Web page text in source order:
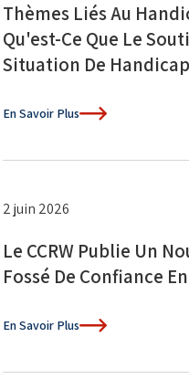
Thèmes Liés Au
Qu'est-Ce Que Le
Situation De
En Savoir Plus
2 juin 2026
Le CCRW Publie Un
Fossé De Confiance
En Savoir Plus